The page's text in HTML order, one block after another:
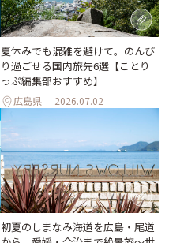
夏休みでも混雑を避けて。のんび
り過ごせる国内旅先6選【ことり
っぷ編集部おすすめ】
広島県 2026.07.02
初夏のしまなみ海道を広島・尾道